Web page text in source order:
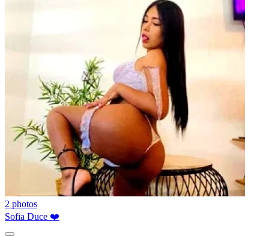
2 photos
Sofia Duce ❤️